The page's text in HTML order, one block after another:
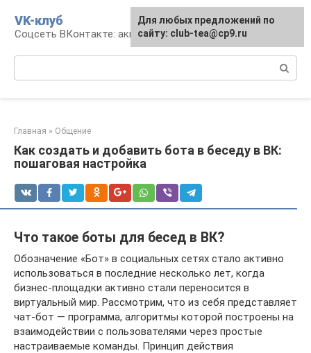
контенту
VK-клуб
Соцсеть ВКонтакте: аккаунт, общение, досуг
Главная » Общение
Как создать и добавить бота в беседу в ВК:
пошаговая настройка
Что такое боты для бесед в ВК?
Обозначение «Бот» в социальных сетях стало активно
использоваться в последние несколько лет, когда
бизнес-площадки активно стали переносится в
виртуальный мир. Рассмотрим, что из себя представляет
чат-бот — программа, алгоритмы которой построены на
взаимодействии с пользователями через простые
настраиваемые команды. Принцип действия
Для любых предложений по
сайту: club-tea@cp9.ru